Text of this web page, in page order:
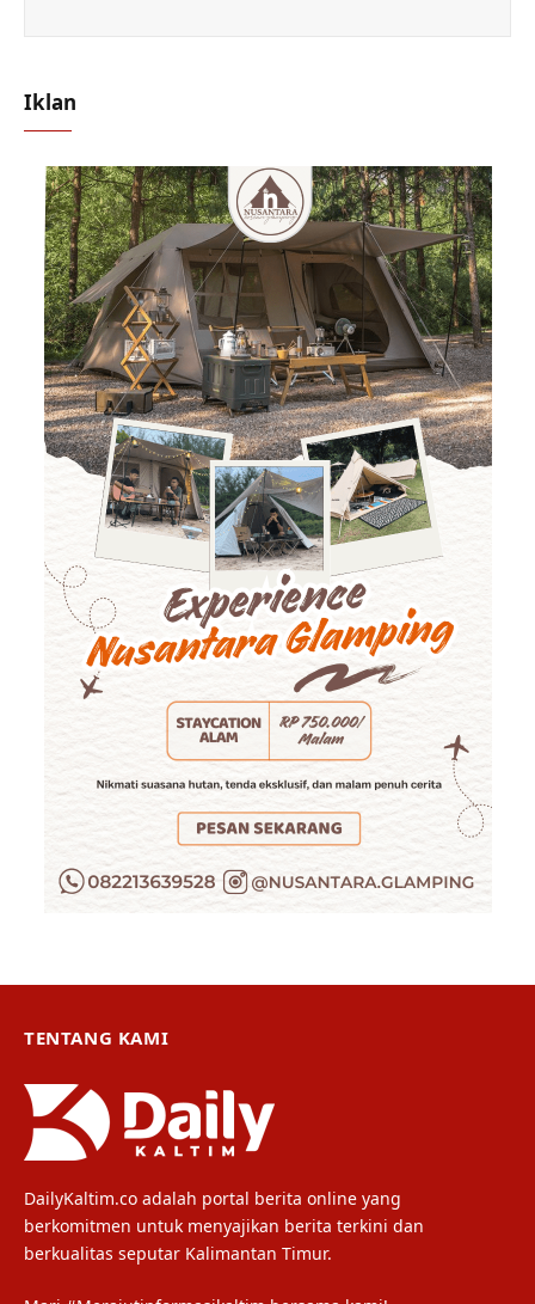
Iklan
TENTANG KAMI
DailyKaltim.co adalah portal berita online yang
berkomitmen untuk menyajikan berita terkini dan
berkualitas seputar Kalimantan Timur.